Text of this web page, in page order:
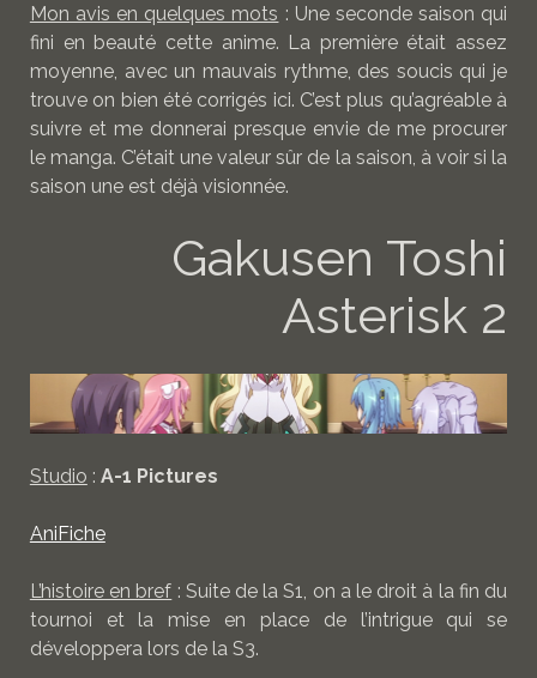
Mon avis en quelques mots : Une seconde saison qui
fini en beauté cette anime. La première était assez
moyenne, avec un mauvais rythme, des soucis qui je
trouve on bien été corrigés ici. C’est plus qu’agréable à
suivre et me donnerai presque envie de me procurer
le manga. C’était une valeur sûr de la saison, à voir si la
saison une est déjà visionnée.
Gakusen Toshi
Asterisk 2
Studio : A-1 Pictures
AniFiche
L’histoire en bref : Suite de la S1, on a le droit à la fin du
tournoi et la mise en place de l’intrigue qui se
développera lors de la S3.